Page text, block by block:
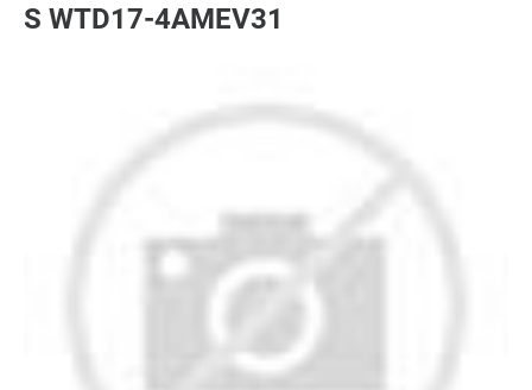
S WTD17-4AMEV31